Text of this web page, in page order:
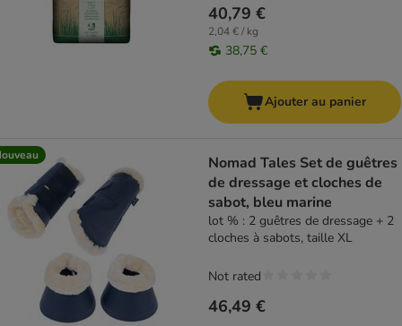
40,79 €
2,04 € / kg
38,75 €
Ajouter au panier
Nomad Tales Set de guêtres
de dressage et cloches de
sabot, bleu marine
lot % : 2 guêtres de dressage + 2
cloches à sabots, taille XL
46,49 €
Not rated